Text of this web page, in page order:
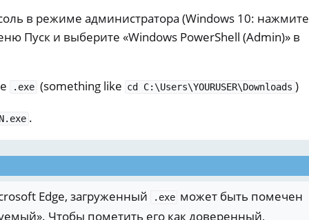
в режиме администратора (Windows 10: нажмите
Пуск и выберите «Windows PowerShell (Admin)» в
.exe (something like cd C:\Users\YOURUSER\Downloads )
.
Edge, загруженный .exe может быть помечен
Чтобы пометить его как доверенный,